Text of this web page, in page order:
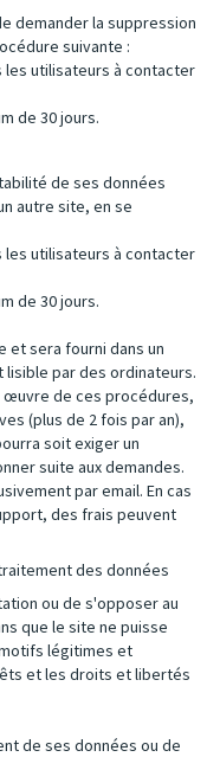
demander la suppression
suivante :
les utilisateurs à contacter
de 30 jours.
de ses données
autre site, en se
les utilisateurs à contacter
de 30 jours.
et sera fourni dans un
par des ordinateurs.
œuvre de ces procédures,
(plus de 2 fois par an),
pourra soit exiger un
suite aux demandes.
par email. En cas
des frais peuvent
des données
ou de s'opposer au
que le site ne puisse
légitimes et
et les droits et libertés
de ses données ou de